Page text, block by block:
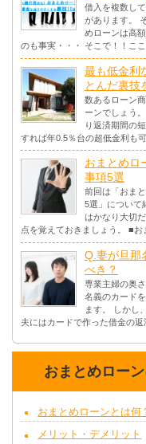
借入を複数し
があります。
めローンは高
のも事実・・・ そこで！！こ
最も低金利
とんだ裏技
数あるローン
ーンでしょう
り返済期間の
すれば年0.5％台の超低金利も
おまとめロ
事項5選
前回は「おま
5選」について
はかなり大切
点を覚えておきましょう。 ■お
Q.妻が旦那
べき？
専業主婦の奥
名義のカード
ます。 しかし
夫にはカードで作った借金の返
おまとめロー
おまとめローンとは何
メリット・デメリット